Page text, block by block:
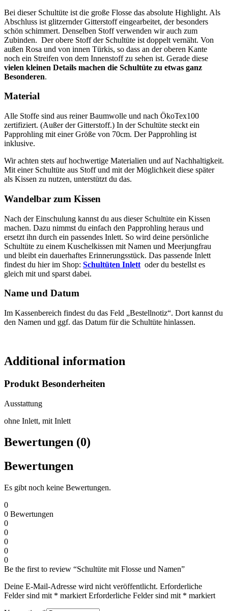
Bei dieser Schultüte ist die große Flosse das absolute Highlight. Als
Abschluss ist glitzernder Gitterstoff eingearbeitet, der besonders
schön schimmert. Denselben Stoff verwenden wir auch zum
Zubinden. Der obere Stoff der Schultüte ist doppelt vernäht. Von
außen Rosa und von innen Türkis, so dass an der oberen Kante
noch ein Streifen von dem Innenstoff zu sehen ist. Gerade diese
vielen kleinen Details machen die Schultüte zu etwas ganz
Besonderen.
Material
Alle Stoffe sind aus reiner Baumwolle und nach ÖkoTex100
zertifiziert. (Außer der Gitterstoff.) In der Schultüte steckt ein
Papprohling mit einer Größe von 70cm. Der Papprohling ist
inklusive.
Wir achten stets auf hochwertige Materialien und auf Nachhaltigkeit.
Mit einer Schultüte aus Stoff und mit der Möglichkeit diese später
als Kissen zu nutzen, unterstützt du das.
Wandelbar zum Kissen
Nach der Einschulung kannst du aus dieser Schultüte ein Kissen
machen. Dazu nimmst du einfach den Papprohling heraus und
ersetzt ihn durch ein passendes Inlett. So wird deine persönliche
Schultüte zu einem Kuschelkissen mit Namen und Meerjungfrau
und bleibt ein dauerhaftes Erinnerungsstück. Das passende Inlett
findest du hier im Shop: Schultüten Inlett oder du bestellst es
gleich mit und sparst dabei.
Name und Datum
Im Kassenbereich findest du das Feld „Bestellnotiz“. Dort kannst du
den Namen und ggf. das Datum für die Schultüte hinlassen.
Additional information
Produkt Besonderheiten
Ausstattung
ohne Inlett, mit Inlett
Bewertungen (0)
Bewertungen
Es gibt noch keine Bewertungen.
0
0 Bewertungen
0
0
0
0
0
Be the first to review “Schultüte mit Flosse und Namen”
Deine E-Mail-Adresse wird nicht veröffentlicht. Erforderliche
Felder sind mit * markiert Erforderliche Felder sind mit * markiert